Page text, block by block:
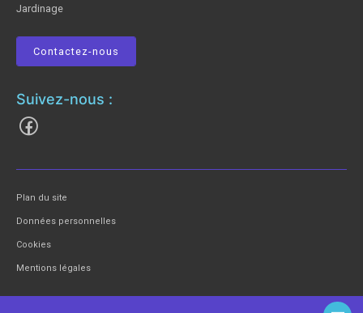
Jardinage
Contactez-nous
Suivez-nous :
Plan du site
Données personnelles
Cookies
Mentions légales